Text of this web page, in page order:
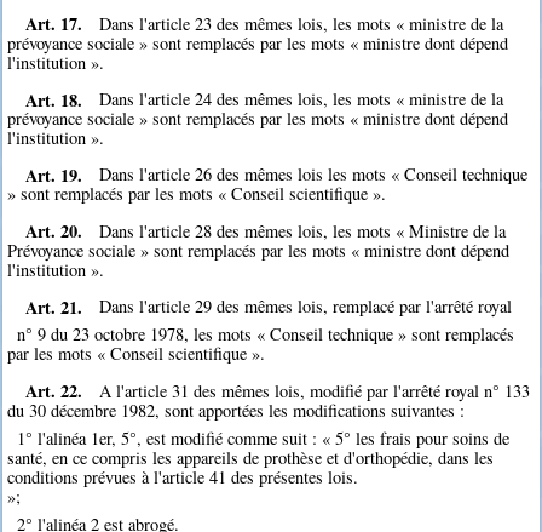
Art. 17.
Dans l'article 23 des mêmes lois, les mots « ministre de la
prévoyance sociale » sont remplacés par les mots « ministre dont dépend
l'institution ».
Art. 18.
Dans l'article 24 des mêmes lois, les mots « ministre de la
prévoyance sociale » sont remplacés par les mots « ministre dont dépend
l'institution ».
Art. 19.
Dans l'article 26 des mêmes lois les mots « Conseil technique
» sont remplacés par les mots « Conseil scientifique ».
Art. 20.
Dans l'article 28 des mêmes lois, les mots « Ministre de la
Prévoyance sociale » sont remplacés par les mots « ministre dont dépend
l'institution ».
Art. 21.
Dans l'article 29 des mêmes lois, remplacé par l'arrêté royal
n° 9 du 23 octobre 1978, les mots « Conseil technique » sont remplacés
par les mots « Conseil scientifique ».
Art. 22.
A l'article 31 des mêmes lois, modifié par l'arrêté royal n° 133
du 30 décembre 1982, sont apportées les modifications suivantes :
1° l'alinéa 1er, 5°, est modifié comme suit : « 5° les frais pour soins de
santé, en ce compris les appareils de prothèse et d'orthopédie, dans les
conditions prévues à l'article 41 des présentes lois.
»;
2° l'alinéa 2 est abrogé.